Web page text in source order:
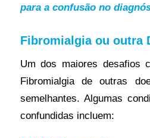
para a confusão no
Fibromialgia ou outra
Um dos maiores desafios
Fibromialgia de outras
semelhantes. Algumas
confundidas incluem: